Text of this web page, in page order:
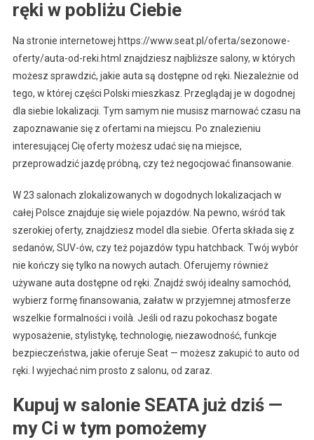
ręki w pobliżu Ciebie
Na stronie internetowej https://www.seat.pl/oferta/sezonowe-
oferty/auta-od-reki.html znajdziesz najbliższe salony, w których
możesz sprawdzić, jakie auta są dostępne od ręki. Niezależnie od
tego, w której części Polski mieszkasz. Przeglądaj je w dogodnej
dla siebie lokalizacji. Tym samym nie musisz marnować czasu na
zapoznawanie się z ofertami na miejscu. Po znalezieniu
interesującej Cię oferty możesz udać się na miejsce,
przeprowadzić jazdę próbną, czy też negocjować finansowanie.
W 23 salonach zlokalizowanych w dogodnych lokalizacjach w
całej Polsce znajduje się wiele pojazdów. Na pewno, wśród tak
szerokiej oferty, znajdziesz model dla siebie. Oferta składa się z
sedanów, SUV-ów, czy też pojazdów typu hatchback. Twój wybór
nie kończy się tylko na nowych autach. Oferujemy również
używane auta dostępne od ręki. Znajdź swój idealny samochód,
wybierz formę finansowania, załatw w przyjemnej atmosferze
wszelkie formalności i voilà. Jeśli od razu pokochasz bogate
wyposażenie, stylistykę, technologię, niezawodność, funkcje
bezpieczeństwa, jakie oferuje Seat — możesz zakupić to auto od
ręki. I wyjechać nim prosto z salonu, od zaraz.
Kupuj w salonie SEATA już dziś —
my Ci w tym pomożemy